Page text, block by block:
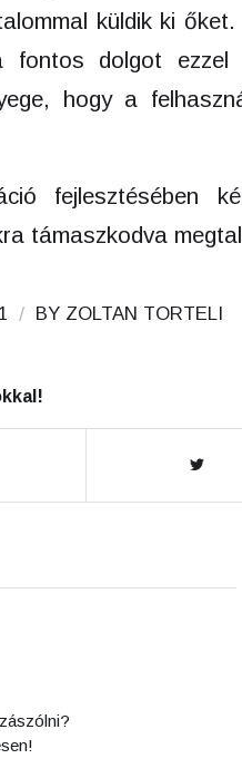
küldik ki
fontos dolgot
hogy a
fejlesztésében
támaszkodva
/ BY ZOLTAN TORTELI